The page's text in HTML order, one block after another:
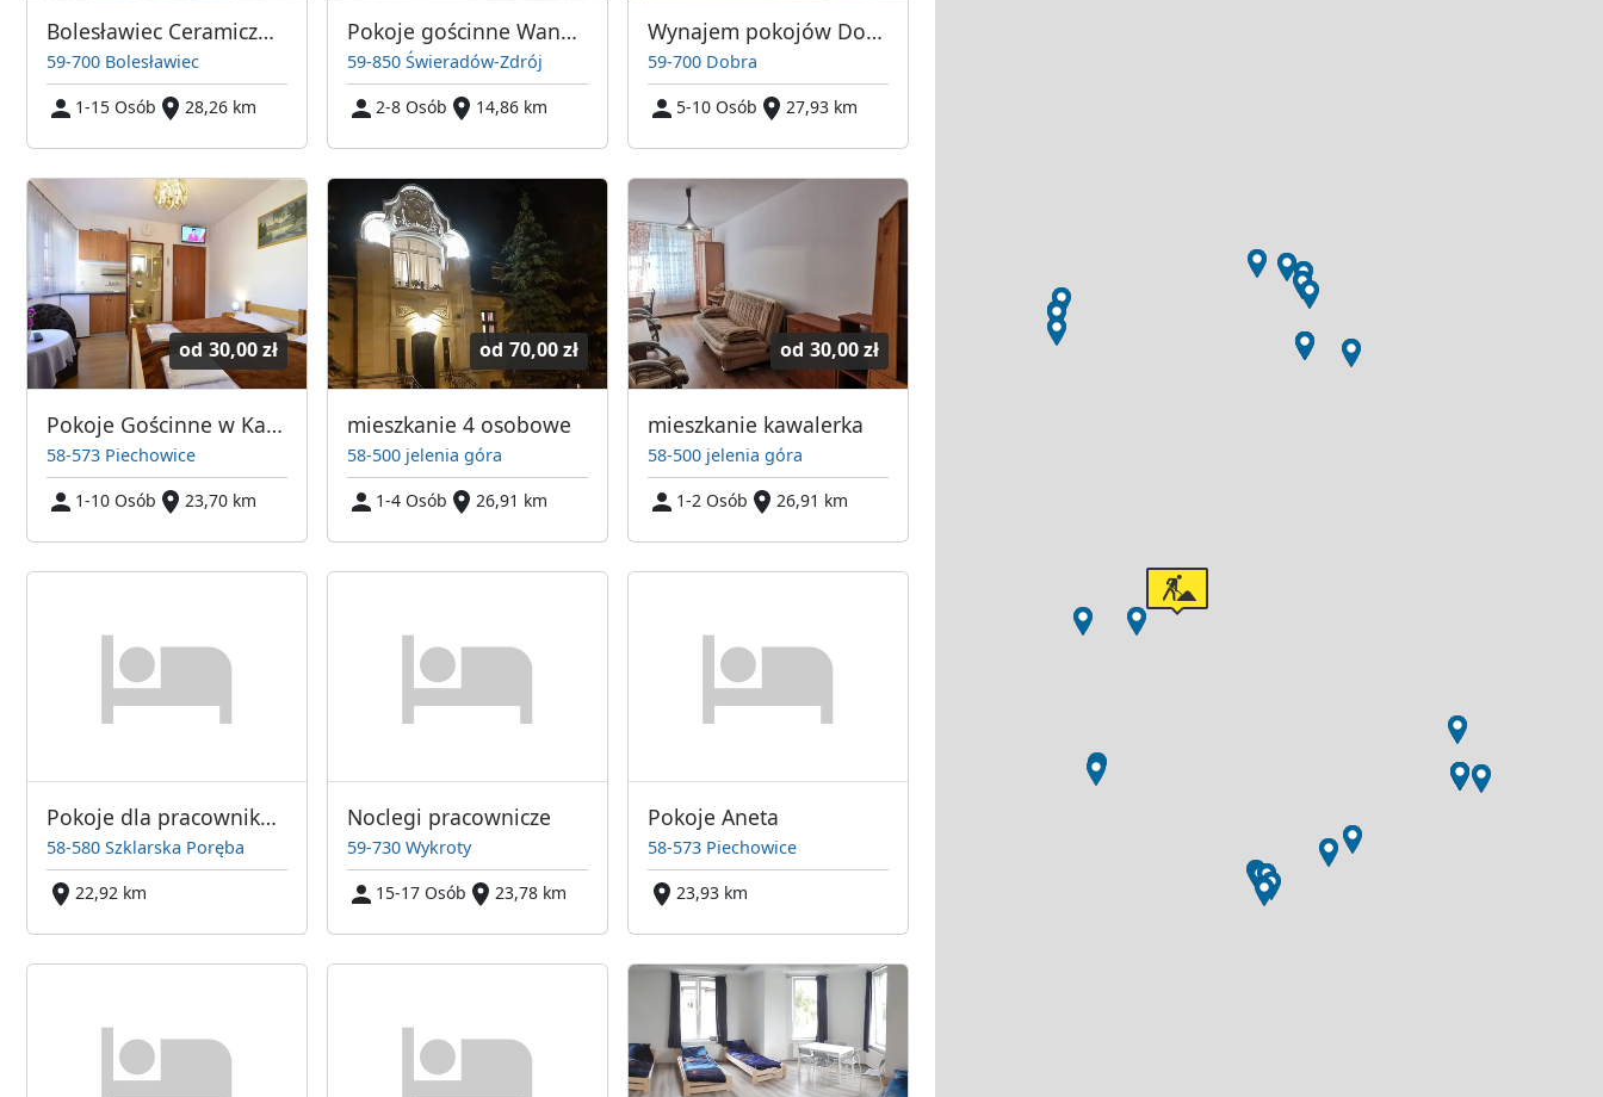
Bolesławiec Ceramiczna 45
59-700 Bolesławiec
1-15 Osób
28,26 km
Pokoje gościnne Wanda Dzierewianko
59-850 Świeradów-Zdrój
2-8 Osób
14,86 km
Wynajem pokojów Dobra k. Bolesławca
59-700 Dobra
5-10 Osób
27,93 km
od 30,00 zł
Pokoje Gościnne w Karkonoszach
58-573 Piechowice
1-10 Osób
23,70 km
od 70,00 zł
mieszkanie 4 osobowe
58-500 jelenia góra
1-4 Osób
26,91 km
od 30,00 zł
mieszkanie kawalerka
58-500 jelenia góra
1-2 Osób
26,91 km
Pokoje dla pracowników w Szklarskiej Porębie
58-580 Szklarska Poręba
22,92 km
Noclegi pracownicze
59-730 Wykroty
15-17 Osób
23,78 km
Pokoje Aneta
58-573 Piechowice
23,93 km